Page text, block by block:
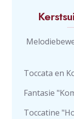
Toccata en
Fantasie
Toccatine